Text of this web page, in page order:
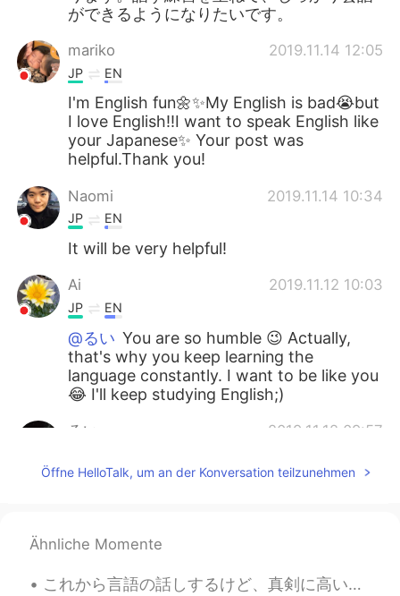
ができるようになりたいです。
mariko 2019.11.14 12:05
JP EN
I'm English fun🌼✨My English is bad😭but
I love English!!I want to speak English like
your Japanese✨ Your post was
helpful.Thank you!
Naomi 2019.11.14 10:34
JP EN
It will be very helpful!
Ai 2019.11.12 10:03
JP EN
@るい You are so humble 😉 Actually,
that's why you keep learning the
language constantly. I want to be like you
😂 I'll keep studying English;)
るい 2019.11.12 09:57
@AiI wouldn’t consider myself fluent in
Ai
私は英語で会話している時の方が、英語で
Öffne HelloTalk, um an der Konversation teilzunehmen
Ähnliche Momente
これから言語の話しするけど、真剣に高いレベルで英語を話せるようなりたい人に向けて話しをする。ただただ楽しいからなんとなく勉強しようという人はそこまで考えなくていいと思うので、好きにして楽しんでく...